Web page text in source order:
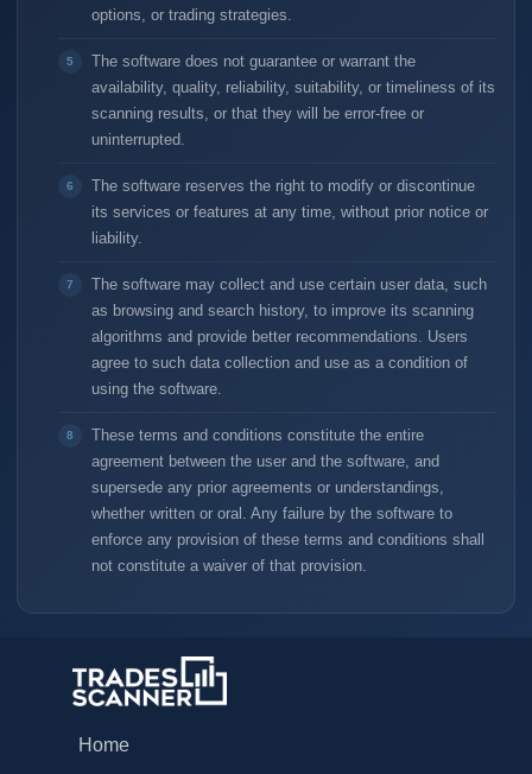
options, or trading strategies.
The software does not guarantee or warrant the
availability, quality, reliability, suitability, or timeliness of its
scanning results, or that they will be error-free or
uninterrupted.
The software reserves the right to modify or discontinue
its services or features at any time, without prior notice or
liability.
The software may collect and use certain user data, such
as browsing and search history, to improve its scanning
algorithms and provide better recommendations. Users
agree to such data collection and use as a condition of
using the software.
These terms and conditions constitute the entire
agreement between the user and the software, and
supersede any prior agreements or understandings,
whether written or oral. Any failure by the software to
enforce any provision of these terms and conditions shall
not constitute a waiver of that provision.
Home